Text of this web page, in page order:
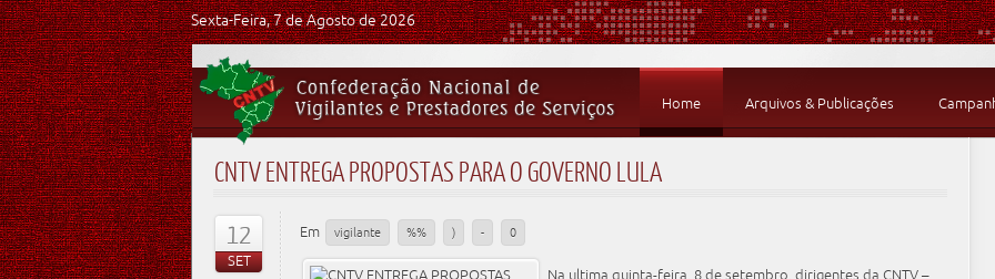
Sexta-Feira, 7 de Agosto de 2026
Home Arquivos & Publicações
CNTV ENTREGA PROPOSTAS PARA O GOVERNO LULA
12
SET
Em vigilante %% ) - 0
Na ultima quinta-feira, 8 de setembro, dirigentes da CNTV –